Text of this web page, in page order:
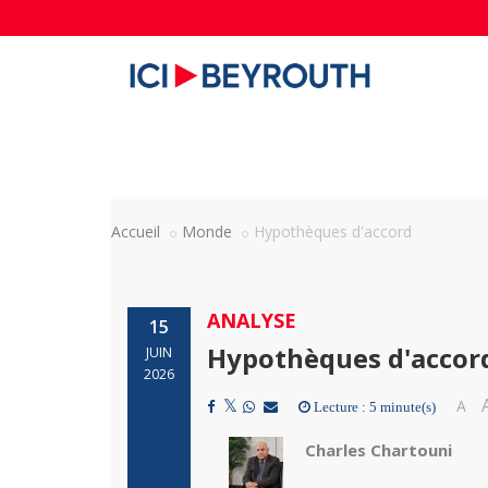
Accueil Monde Hypothèques d'accord
15
JUIN
2026
ANALYSE
Hypothèques
Lecture : 5 minute(s) A
Charles Chartouni